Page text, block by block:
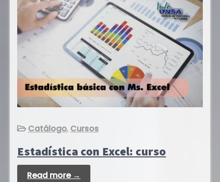
Catálogo, Cursos
Estadística con Excel: curso
Read more →